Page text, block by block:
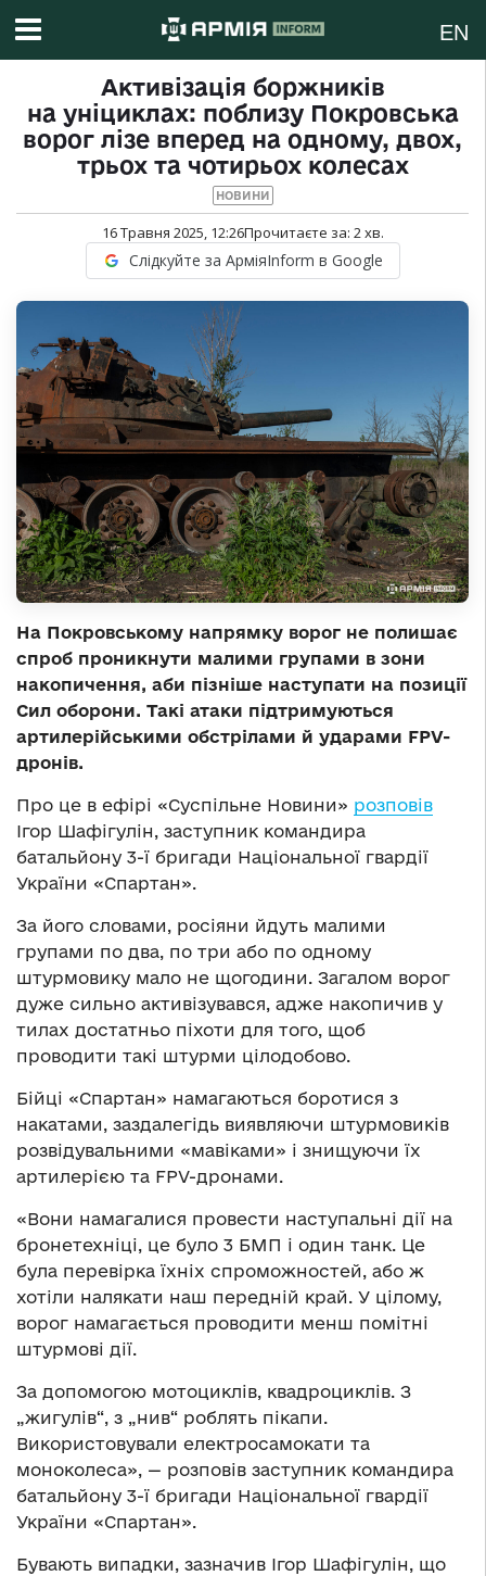
EN
Активізація боржників
на уніциклах: поблизу Покровська
ворог лізе вперед на одному, двох,
трьох та чотирьох колесах
НОВИНИ
16 Травня 2025, 12:26Прочитаєте за: 2хв.
Слідкуйте за АрміяInform в Google
На Покровському напрямку ворог не полишає
спроб проникнути малими групами в зони
накопичення, аби пізніше наступати на позиції
Сил оборони. Такі атаки підтримуються
артилерійськими обстрілами й ударами FPV-
дронів.
Про це в ефірі «Суспільне Новини» розповів
Ігор Шафігулін, заступник командира
батальйону 3-ї бригади Національної гвардії
України «Спартан».
За його словами, росіяни йдуть малими
групами по два, по три або по одному
штурмовику мало не щогодини. Загалом ворог
дуже сильно активізувався, адже накопичив у
тилах достатньо піхоти для того, щоб
проводити такі штурми цілодобово.
Бійці «Спартан» намагаються боротися з
накатами, заздалегідь виявляючи штурмовиків
розвідувальними «мавіками» і знищуючи їх
артилерією та FPV-дронами.
«Вони намагалися провести наступальні дії на
бронетехніці, це було 3 БМП і один танк. Це
була перевірка їхніх спроможностей, або ж
хотіли налякати наш передній край. У цілому,
ворог намагається проводити менш помітні
штурмові дії.
За допомогою мотоциклів, квадроциклів. З
„жигулів“, з „нив“ роблять пікапи.
Використовували електросамокати та
моноколеса», — розповів заступник командира
батальйону 3-ї бригади Національної гвардії
України «Спартан».
Бувають випадки, зазначив Ігор Шафігулін, що